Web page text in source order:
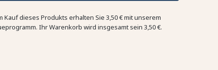
Kauf dieses Produkts erhalten Sie3,50 €mit unserem
Ihr Warenkorb wird insgesamt sein3,50 €.